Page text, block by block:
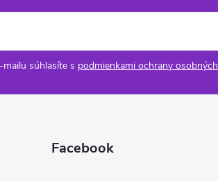
súhlasíte s podmienkami ochrany
Facebook